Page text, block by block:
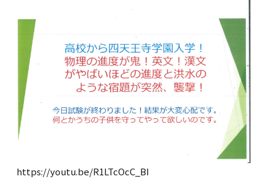
https://youtu.be/R1LTcOcC_BI